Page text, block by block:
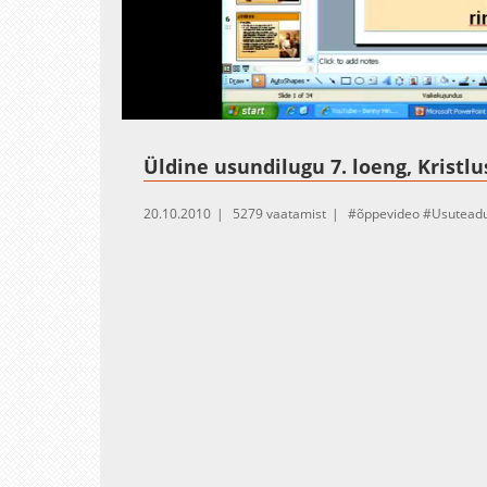
Unmute Loaded:
10.77%
Üldine usundilugu 7. loeng,
20.10.2010 5279 vaatamist õppevideo